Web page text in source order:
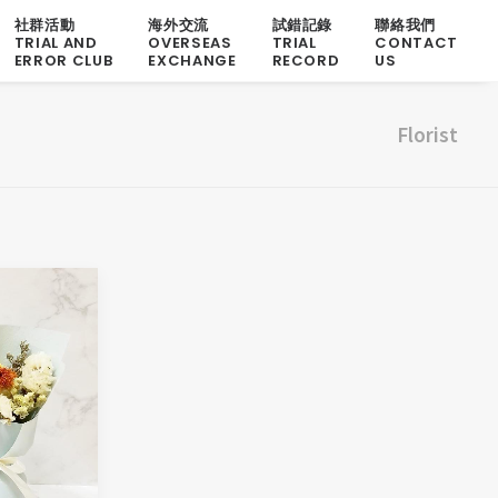
社群活動
TRIAL AND
ERROR CLUB
海外交流
OVERSEAS
EXCHANGE
試錯記錄
TRIAL
RECORD
聯絡我們
CONTACT
US
Florist